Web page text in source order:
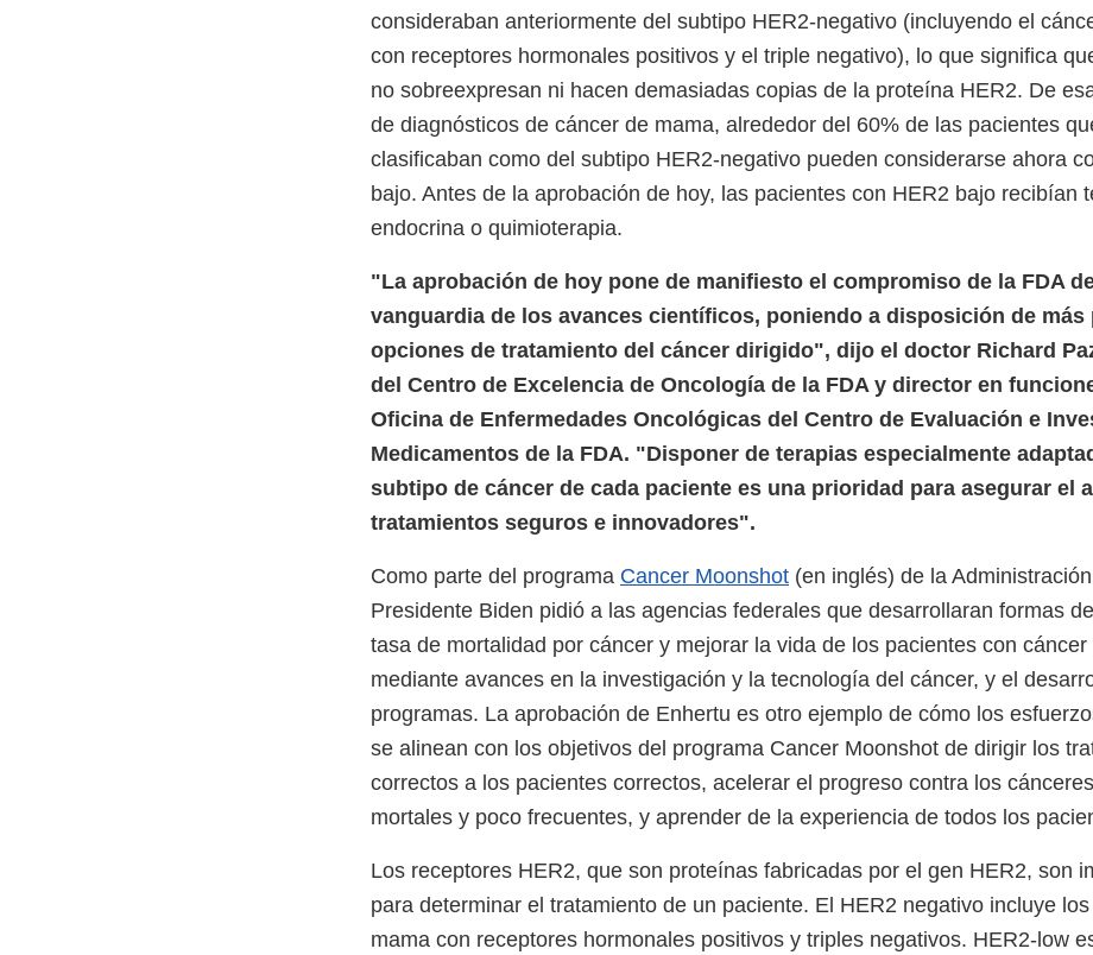
consideraban anteriormente del subtipo HER2-negativo (incluyendo el
con receptores hormonales positivos y el triple negativo), lo que significa
no sobreexpresan ni hacen demasiadas copias de la proteína HER2. De
de diagnósticos de cáncer de mama, alrededor del 60% de las pacientes
clasificaban como del subtipo HER2-negativo pueden considerarse ahora
bajo. Antes de la aprobación de hoy, las pacientes con HER2 bajo recibían
endocrina o quimioterapia.
"La aprobación de hoy pone de manifiesto el compromiso de la FDA
vanguardia de los avances científicos, poniendo a disposición de más
opciones de tratamiento del cáncer dirigido", dijo el doctor Richard
del Centro de Excelencia de Oncología de la FDA y director en
Oficina de Enfermedades Oncológicas del Centro de Evaluación e
Medicamentos de la FDA. "Disponer de terapias especialmente
subtipo de cáncer de cada paciente es una prioridad para asegurar el
tratamientos seguros e innovadores".
Como parte del programa Cancer Moonshot (en inglés) de la
Presidente Biden pidió a las agencias federales que desarrollaran formas
tasa de mortalidad por cáncer y mejorar la vida de los pacientes con
mediante avances en la investigación y la tecnología del cáncer, y el
programas. La aprobación de Enhertu es otro ejemplo de cómo los
se alinean con los objetivos del programa Cancer Moonshot de dirigir los
correctos a los pacientes correctos, acelerar el progreso contra los
mortales y poco frecuentes, y aprender de la experiencia de todos los
Los receptores HER2, que son proteínas fabricadas por el gen HER2, son
para determinar el tratamiento de un paciente. El HER2 negativo incluye
mama con receptores hormonales positivos y triples negativos. HER2-low